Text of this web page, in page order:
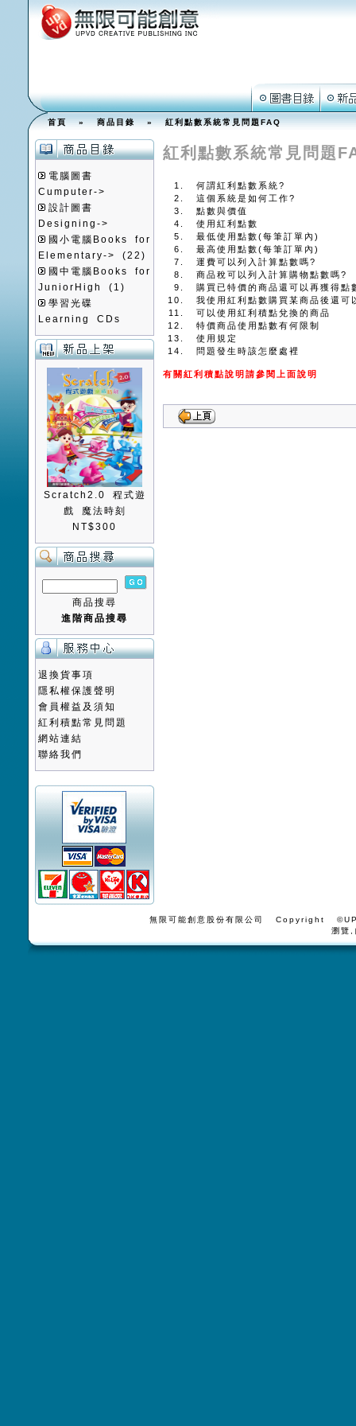
首頁»商品目錄» 紅利點數系統常見問題FAQ
電腦圖書
Cumputer->
設計圖書
Designing->
國小電腦Books for
Elementary->
(22)
國中電腦Books for
JuniorHigh
(1)
學習光碟
Learning CDs
Scratch2.0 程式遊
戲 魔法時刻
NT$300
商品搜尋
進階商品搜尋
退換貨事項
隱私權保護聲明
會員權益及須知
紅利積點常見問題
網站連結
聯絡我們
紅利點數系統常見問題
何謂紅利點數系統?
這個系統是如何工作?
點數與價值
使用紅利點數
最低使用點數(每筆訂單內)
最高使用點數(每筆訂單內)
運費可以列入計算點數嗎?
商品稅可以列入計算購物點數嗎?
購買已特價的商品還可以再獲得點
我使用紅利點數購買某商品後還可
可以使用紅利積點兌換的商品
特價商品使用點數有何限制
使用規定
問題發生時該怎麼處裡
有關紅利積點說明請參閱上面說明
無限可能創意股份有限公司 Copyright
瀏